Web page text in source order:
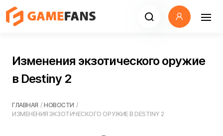
Изменения экзотического оружие
в Destiny 2
ГЛАВНАЯ / НОВОСТИ /
ИЗМЕНЕНИЯ ЭКЗОТИЧЕСКОГО ОРУЖИЕ В DESTINY 2